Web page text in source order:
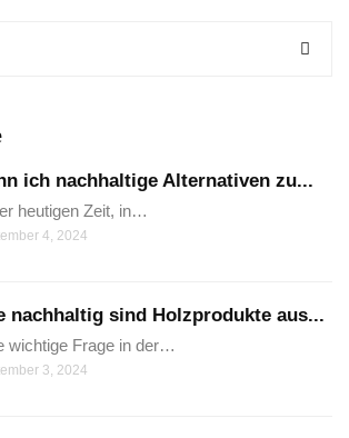
ich nachhaltige Alternativen zu...
heutigen Zeit, in…
4, 2024
nachhaltig sind Holzprodukte aus...
wichtige Frage in der…
3, 2024